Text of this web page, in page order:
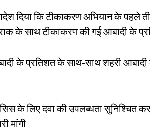
दिया कि टीकाकरण अभियान के पहले
के साथ टीकाकरण की गई आबादी के
के प्रतिशत के साथ-साथ शहरी
के लिए दवा की उपलब्धता सुनिश्चित
मांगी